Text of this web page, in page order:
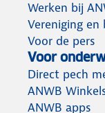
Werken bij
Vereniging en
Voor de pers
Voor
Direct pech
ANWB
ANWB apps